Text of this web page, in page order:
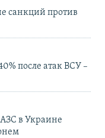
санкций против
после атак ВСУ –
в Украине